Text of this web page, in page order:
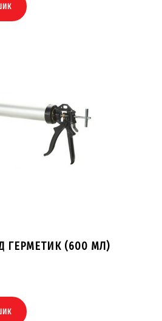
ГЕРМЕТИК (600 МЛ)